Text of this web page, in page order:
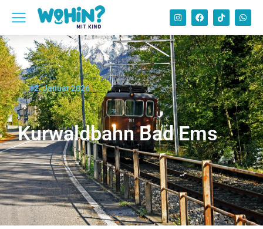
12. Januar 2026
Kurwaldbahn Bad Ems